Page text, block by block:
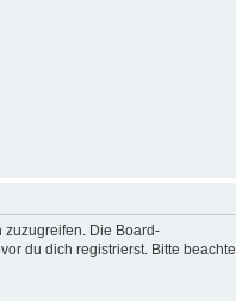
zuzugreifen. Die Board-
du dich registrierst. Bitte beachte